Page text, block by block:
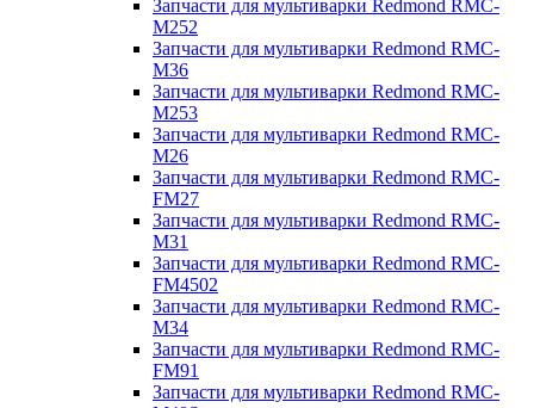
Запчасти для мультиварки Redmond RMC-
M252
Запчасти для мультиварки Redmond RMC-
M36
Запчасти для мультиварки Redmond RMC-
M253
Запчасти для мультиварки Redmond RMC-
M26
Запчасти для мультиварки Redmond RMC-
FM27
Запчасти для мультиварки Redmond RMC-
M31
Запчасти для мультиварки Redmond RMC-
FM4502
Запчасти для мультиварки Redmond RMC-
M34
Запчасти для мультиварки Redmond RMC-
FM91
Запчасти для мультиварки Redmond RMC-